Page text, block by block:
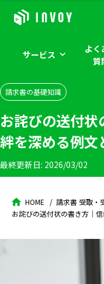
サービス
よく
質
請求書の基礎知識
お詫びの送付
絆を深める例文
最終更新日: 2026/03/02
HOME 請求書 受取・
お詫びの送付状の書き方｜